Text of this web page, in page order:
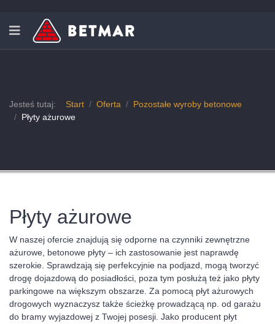
Jesteś tutaj: Start Oferta
Pozostałe wyroby betonowe
Płyty ażurowe
Płyty ażurowe
W naszej ofercie znajdują się odporne na czynniki zewnętrzne
ażurowe, betonowe płyty – ich zastosowanie jest naprawdę
szerokie. Sprawdzają się perfekcyjnie na podjazd, mogą tworzyć
drogę dojazdową do posiadłości, poza tym posłużą też jako płyty
parkingowe na większym obszarze. Za pomocą płyt ażurowych
drogowych wyznaczysz także ścieżkę prowadzącą np. od garażu
do bramy wyjazdowej z Twojej posesji. Jako producent płyt